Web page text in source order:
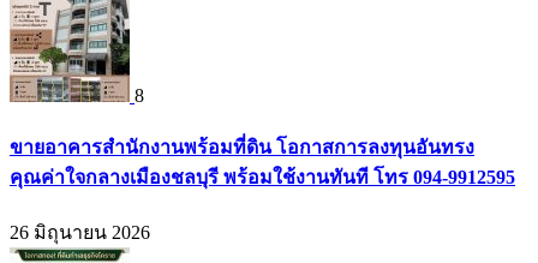
8
ขายอาคารสำนักงานพร้อมที่ดิน โอกาสการลงทุนอันทรง
คุณค่าใจกลางเมืองชลบุรี พร้อมใช้งานทันที โทร 094-9912595
26 มิถุนายน 2026